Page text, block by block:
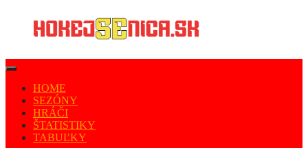
HOME
SEZÓNY
HRÁČI
ŠTATISTIKY
TABUĽKY